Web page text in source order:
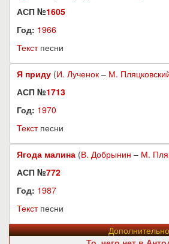
АСП №1605
Год: 1966
Текстпесни
Я приду (И. Лученок – М.
АСП №1713
Год: 1970
Текстпесни
Ягода малина (В. Добрынин – М.
АСП №772
Год: 1987
Текстпесни
Дополнительно